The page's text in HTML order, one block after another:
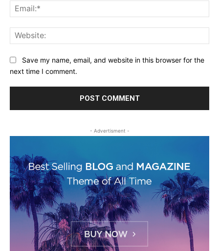
Save my name, email, and website in this browser for the
next time I comment.
- Advertisment -